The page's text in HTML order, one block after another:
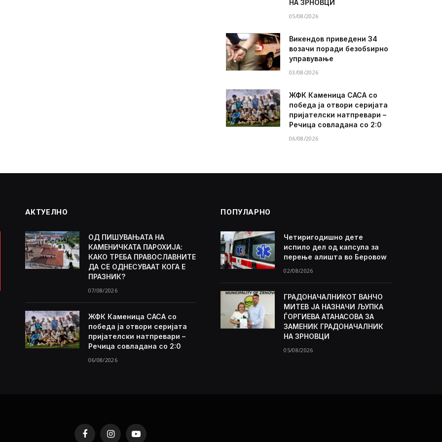
НА ЗРНОВЦИ
05/08/2026
Викендов приведени 34
возачи поради безобѕирно
управување
03/08/2026
ЖФК Каменица САСА со
победа ја отвори серијата
пријателски натпревари –
Речица совладана со 2:0
06/08/2026
АКТУЕЛНО
ОД ПИШУВАЊАТА НА
КАМЕНИЧКАТА ПАРОХИЈА:
КАКО ТРЕБА ПРАВОСЛАВНИТЕ
ДА СЕ ОДНЕСУВААТ КОГА Е
ПРАЗНИК?
07/08/2026
ЖФК Каменица САСА со
победа ја отвори серијата
пријателски натпревари –
Речица совладана со 2:0
06/08/2026
ПОПУЛАРНО
Четиригодишно дете
испило дел од капсула за
перење алишта во Беровоw
02/08/2026
ГРАДОНАЧАЛНИКОТ ВАНЧО
МИТЕВ ЈА НАЗНАЧИ ЉУПКА
ЃОРГИЕВА АТАНАСОВА ЗА
ЗАМЕНИК ГРАДОНАЧАЛНИК
НА ЗРНОВЦИ
05/08/2026
FacebookInstagramYouTube